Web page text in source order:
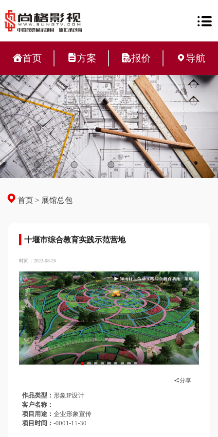
首页 方案 报价 导航
首页 > 展馆总包
十堰市综合教育实践示范营地
时间：2022-08-26
分享
作品类型
形象IP设计
客户名称
项目用途
企业形象宣传
项目时间
-0001-11-30